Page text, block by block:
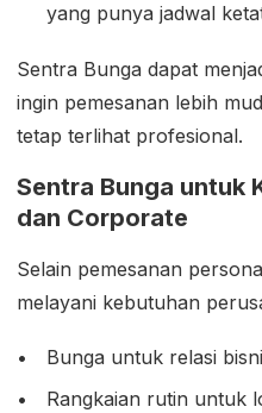
yang punya jadwal
Sentra Bunga dapat
ingin pemesanan lebih
tetap terlihat profesional.
Sentra Bunga untuk
dan Corporate
Selain pemesanan
melayani kebutuhan
Bunga untuk relasi
Rangkaian rutin untuk